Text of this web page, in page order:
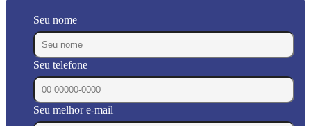
Seu nome
Seu telefone
Seu melhor e-mail